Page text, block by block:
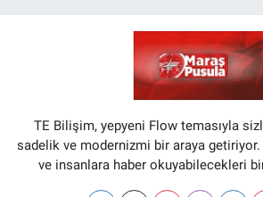
TE Bilişim, yepyeni Flow temasıyla
sadelik ve modernizmi bir araya getiriyor.
ve insanlara haber okuyabilecekleri